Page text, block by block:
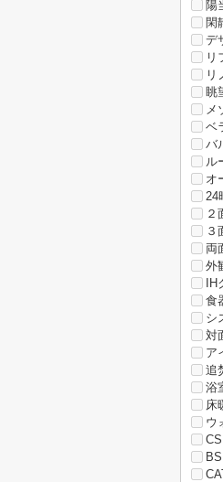
陽
閑
デ
リ
リ
眺
メ
ベ
バ
ル
オ
24
２
３
両
外
食
シ
対
ア
追
浴
床
ウ
CS
BS